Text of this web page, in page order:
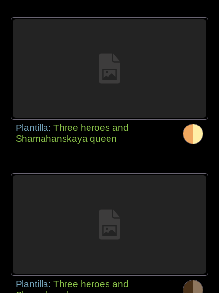
Plantilla:Three heroes and
Shamahanskaya queen
Plantilla:Three heroes and